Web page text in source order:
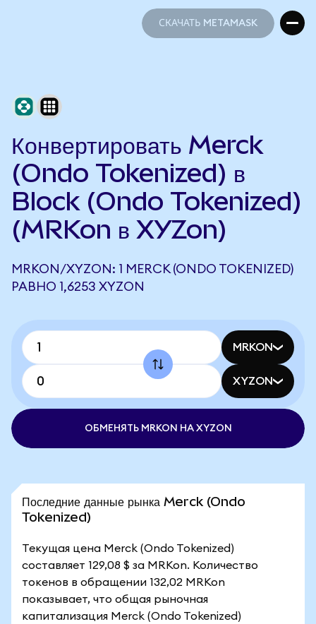
СКАЧАТЬ METAMASK
Конвертировать Merck
(Ondo Tokenized) в
Block (Ondo Tokenized)
(MRKon в XYZon)
MRKON/XYZON: 1 MERCK (ONDO TOKENIZED)
РАВНО 1,6253 XYZON
MRKON
XYZON
ОБМЕНЯТЬ MRKON НА XYZON
Последние данные рынка Merck (Ondo
Tokenized)
Текущая цена Merck (Ondo Tokenized)
составляет 129,08 $ за MRKon. Количество
токенов в обращении 132,02 MRKon
показывает, что общая рыночная
капитализация Merck (Ondo Tokenized)